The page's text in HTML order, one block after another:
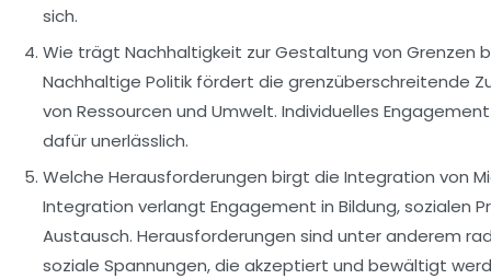
sich.
Wie trägt Nachhaltigkeit zur Gestaltung von Grenzen
Nachhaltige Politik fördert die grenzüberschreitende
von Ressourcen und Umwelt. Individuelles
dafür unerlässlich.
Welche Herausforderungen birgt die Integration von
Integration verlangt Engagement in Bildung, sozialen
Austausch. Herausforderungen sind unter anderem
soziale Spannungen, die akzeptiert und bewältigt